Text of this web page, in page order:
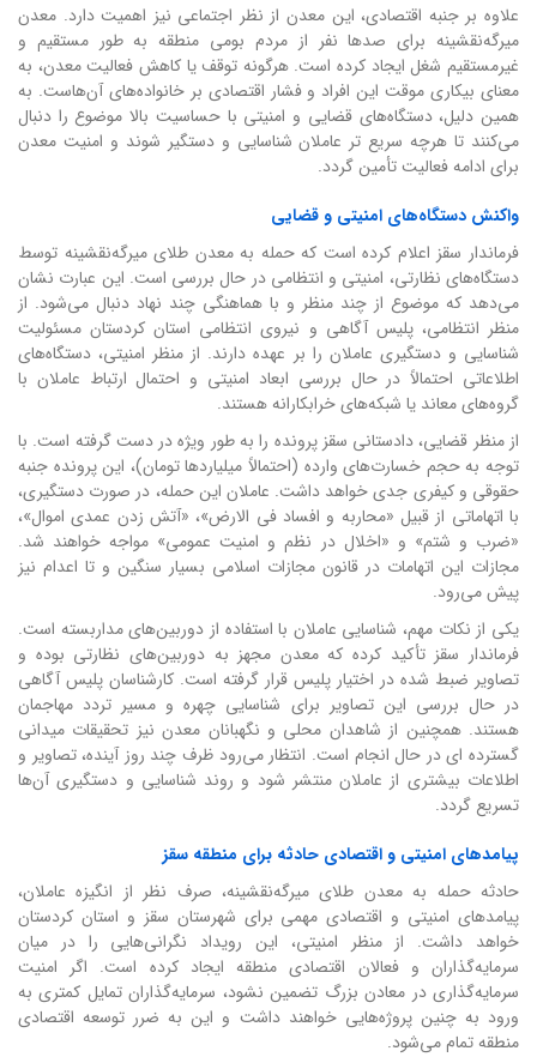
علاوه بر جنبه اقتصادی، این معدن از نظر اجتماعی نیز اهمیت دارد. معدن
میرگه‌نقشینه برای صدها نفر از مردم بومی منطقه به طور مستقیم و
غیرمستقیم شغل ایجاد کرده است. هرگونه توقف یا کاهش فعالیت معدن، به
معنای بیکاری موقت این افراد و فشار اقتصادی بر خانواده‌های آن‌هاست. به
همین دلیل، دستگاه‌های قضایی و امنیتی با حساسیت بالا موضوع را دنبال
می‌کنند تا هرچه سریع تر عاملان شناسایی و دستگیر شوند و امنیت معدن
برای ادامه فعالیت تأمین گردد.
واکنش دستگاه‌های امنیتی و قضایی
فرماندار سقز اعلام کرده است که حمله به معدن طلای میرگه‌نقشینه توسط
دستگاه‌های نظارتی، امنیتی و انتظامی در حال بررسی است. این عبارت نشان
می‌دهد که موضوع از چند منظر و با هماهنگی چند نهاد دنبال می‌شود. از
منظر انتظامی، پلیس آگاهی و نیروی انتظامی استان کردستان مسئولیت
شناسایی و دستگیری عاملان را بر عهده دارند. از منظر امنیتی، دستگاه‌های
اطلاعاتی احتمالاً در حال بررسی ابعاد امنیتی و احتمال ارتباط عاملان با
گروه‌های معاند یا شبکه‌های خرابکارانه هستند.
از منظر قضایی، دادستانی سقز پرونده را به طور ویژه در دست گرفته است. با
توجه به حجم خسارت‌های وارده (احتمالاً میلیاردها تومان)، این پرونده جنبه
حقوقی و کیفری جدی خواهد داشت. عاملان این حمله، در صورت دستگیری،
با اتهاماتی از قبیل «محاربه و افساد فی الارض»، «آتش زدن عمدی اموال»،
«ضرب و شتم» و «اخلال در نظم و امنیت عمومی» مواجه خواهند شد.
مجازات این اتهامات در قانون مجازات اسلامی بسیار سنگین و تا اعدام نیز
پیش می‌رود.
یکی از نکات مهم، شناسایی عاملان با استفاده از دوربین‌های مداربسته است.
فرماندار سقز تأکید کرده که معدن مجهز به دوربین‌های نظارتی بوده و
تصاویر ضبط شده در اختیار پلیس قرار گرفته است. کارشناسان پلیس آگاهی
در حال بررسی این تصاویر برای شناسایی چهره و مسیر تردد مهاجمان
هستند. همچنین از شاهدان محلی و نگهبانان معدن نیز تحقیقات میدانی
گسترده ای در حال انجام است. انتظار می‌رود ظرف چند روز آینده، تصاویر و
اطلاعات بیشتری از عاملان منتشر شود و روند شناسایی و دستگیری آن‌ها
تسریع گردد.
پیامدهای امنیتی و اقتصادی حادثه برای منطقه سقز
حادثه حمله به معدن طلای میرگه‌نقشینه، صرف نظر از انگیزه عاملان،
پیامدهای امنیتی و اقتصادی مهمی برای شهرستان سقز و استان کردستان
خواهد داشت. از منظر امنیتی، این رویداد نگرانی‌هایی را در میان
سرمایه‌گذاران و فعالان اقتصادی منطقه ایجاد کرده است. اگر امنیت
سرمایه‌گذاری در معادن بزرگ تضمین نشود، سرمایه‌گذاران تمایل کمتری به
ورود به چنین پروژه‌هایی خواهند داشت و این به ضرر توسعه اقتصادی
منطقه تمام می‌شود.